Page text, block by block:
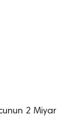
2 Miyar